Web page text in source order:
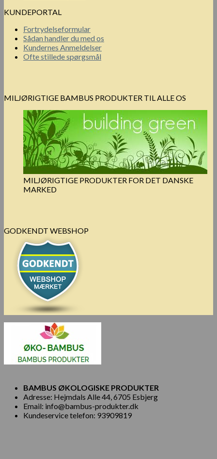
KUNDEPORTAL
Fortrydelseformular
Sådan handler du med os
Kundernes Anmeldelser
Ofte stillede spørgsmål
MILJØRIGTIGE BAMBUS PRODUKTER TIL ALLE OS
MILJØRIGTIGE PRODUKTER FOR DET DANSKE
MARKED
GODKENDT WEBSHOP
BAMBUS ØKOLOGISKE PRODUKTER
Adresse: Hejmdals Alle 44, 6705 Esbjerg
Email: info@bambus-produkter.dk
Kundeservice telefon: 93909819